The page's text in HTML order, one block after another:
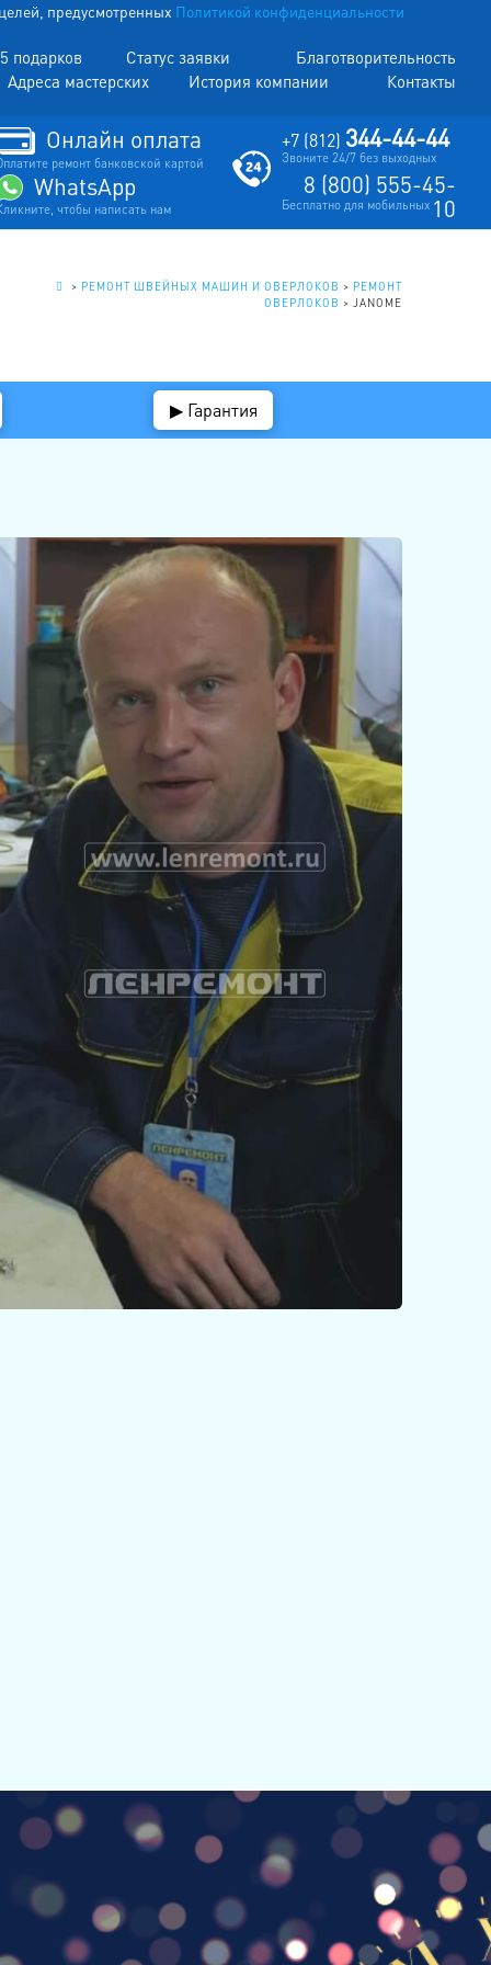
предусмотренных Политикой конфиденциальности
подарков Статус заявки
Благотворительность
Адреса мастерских
История компании Контакты
Онлайн оплата
ремонт банковской картой
WhatsApp
чтобы написать нам
+7 (812) 344-44-44
Звоните 24/7 без выходных
8 (800) 555-45-
10
Бесплатно для мобильных
> РЕМОНТ ШВЕЙНЫХ МАШИН И ОВЕРЛОКОВ > РЕМОНТ
ОВЕРЛОКОВ > JANOME
▶ Гарантия